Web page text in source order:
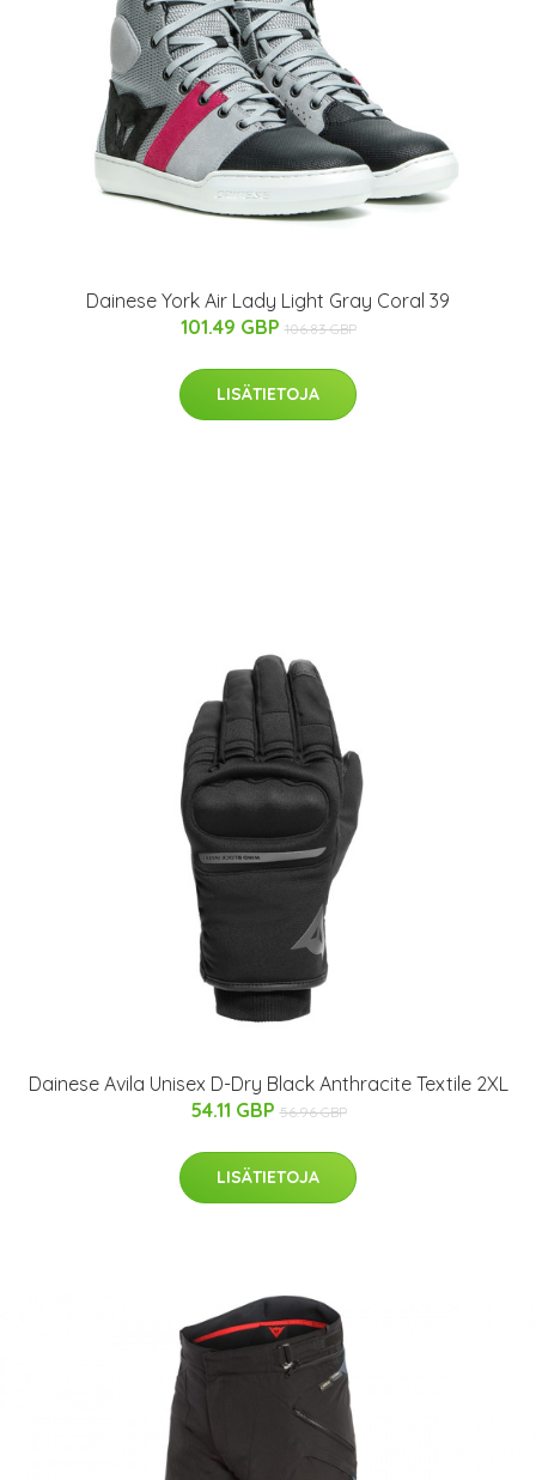
Dainese York Air Lady Light Gray Coral 39
101.49 GBP 106.83 GBP
LISÄTIETOJA
Dainese Avila Unisex D-Dry Black Anthracite Textile 2XL
54.11 GBP 56.96 GBP
LISÄTIETOJA